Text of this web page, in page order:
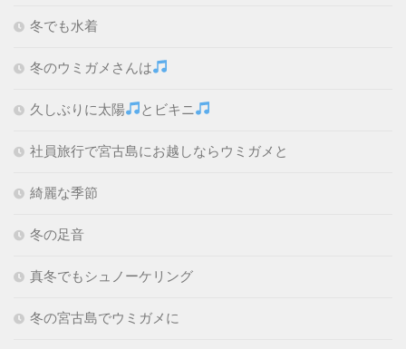
冬でも水着
冬のウミガメさんは
久しぶりに太陽 とビキニ
社員旅行で宮古島にお越しならウミガメと
綺麗な季節
冬の足音
真冬でもシュノーケリング
冬の宮古島でウミガメに